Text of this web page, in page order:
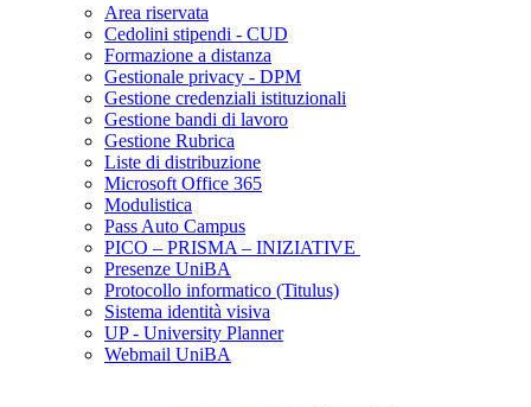
Area riservata
Cedolini stipendi - CUD
Formazione a distanza
Gestionale privacy - DPM
Gestione credenziali istituzionali
Gestione bandi di lavoro
Gestione Rubrica
Liste di distribuzione
Microsoft Office 365
Modulistica
Pass Auto Campus
PICO – PRISMA – INIZIATIVE
Presenze UniBA
Protocollo informatico (Titulus)
Sistema identità visiva
UP - University Planner
Webmail UniBA